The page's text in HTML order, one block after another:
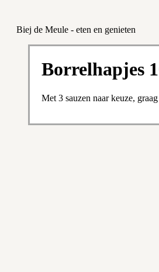
Biej de Meule - eten en genieten
Borrelhapjes
Met 3 sauzen naar keuze,